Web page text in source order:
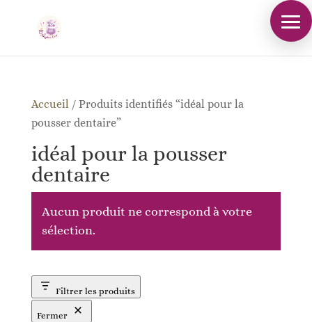
Accueil / Produits identifiés “idéal pour la
pousser dentaire”
idéal pour la pousser
dentaire
Aucun produit ne correspond à votre
sélection.
Filtrer les produits
Fermer